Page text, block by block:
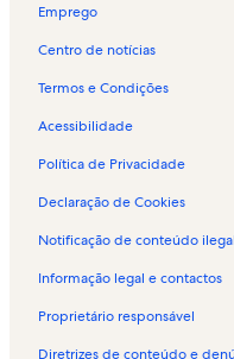
Emprego
Centro de notícias
Termos e Condições
Acessibilidade
Política de Privacidade
Declaração de Cookies
Notificação de conteúdo ilegal
Informação legal e contactos
Proprietário responsável
Diretrizes de conteúdo e